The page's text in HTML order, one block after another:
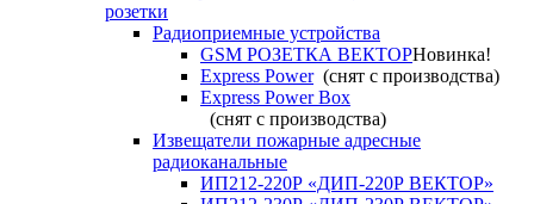
розетки
Радиоприемные устройства
GSM РОЗЕТКА ВЕКТОРНовинка!
Express Power(снят с производства)
Express Power Box
(снят с производства)
Извещатели пожарные адресные
радиоканальные
ИП212-220Р «ДИП-220Р ВЕКТОР»